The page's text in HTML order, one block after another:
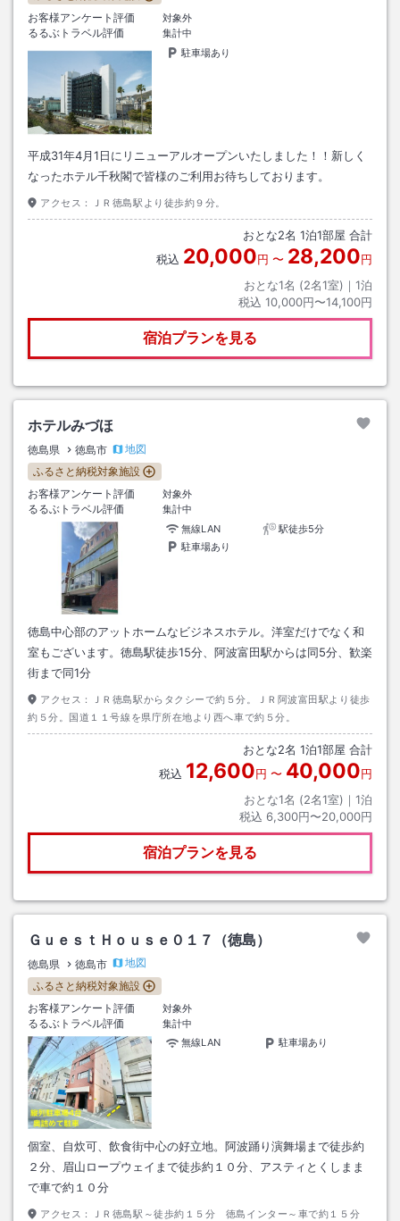
お客様アンケート評価
対象外
るるぶトラベル評価
集計中
駐車場あり
平成31年4月1日にリニューアルオープンいたしました！！新しく
なったホテル千秋閣で皆様のご利用お待ちしております。
アクセス： ＪＲ徳島駅より徒歩約９分。
おとな2名 1泊1部屋 合計
税込 20,000円 〜 28,200円
おとな1名 (2名1室)｜ 1泊
税込 10,000円〜14,100円
宿泊プランを見る
ホテルみづほ
徳島県 徳島市
地図
ふるさと納税対象施設
お客様アンケート評価
対象外
るるぶトラベル評価
集計中
無線LAN
駅徒歩5分
駐車場あり
徳島中心部のアットホームなビジネスホテル。洋室だけでなく和
室もございます。徳島駅徒歩15分、阿波富田駅からは同5分、歓楽
街まで同1分
アクセス：
ＪＲ徳島駅からタクシーで約５分。ＪＲ阿波富田駅より徒歩
約５分。国道１１号線を県庁所在地より西へ車で約５分。
おとな2名 1泊1部屋 合計
税込 12,600円 〜 40,000円
おとな1名 (2名1室)｜ 1泊
税込 6,300円〜20,000円
宿泊プランを見る
ＧｕｅｓｔＨｏｕｓｅ０１７（徳島）
徳島県 徳島市
地図
ふるさと納税対象施設
お客様アンケート評価
対象外
るるぶトラベル評価
集計中
無線LAN
駐車場あり
個室、自炊可、飲食街中心の好立地。阿波踊り演舞場まで徒歩約
２分、眉山ロープウェイまで徒歩約１０分、アスティとくしまま
で車で約１０分
アクセス： ＪＲ徳島駅～徒歩約１５分 徳島インター～車で約１５分